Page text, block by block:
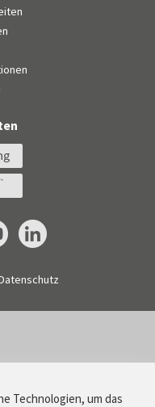
Technologien, um das
AG